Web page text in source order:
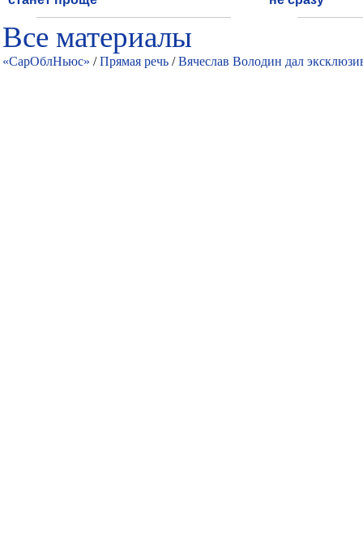
Все материалы
«СарОблНьюс» /Прямая речь /Вячеслав Володин дал